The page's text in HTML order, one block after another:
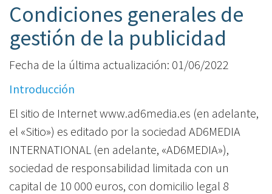
Condiciones generales de
gestión de la publicidad
Fecha de la última actualización: 01/06/2022
Introducción
El sitio de Internet www.ad6media.es (en adelante,
el «Sitio») es editado por la sociedad AD6MEDIA
INTERNATIONAL (en adelante, «AD6MEDIA»),
sociedad de responsabilidad limitada con un
capital de 10 000 euros, con domicilio legal 8